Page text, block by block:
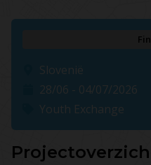
Slovenië
28/06 - 04/07/2026
Youth Exchange